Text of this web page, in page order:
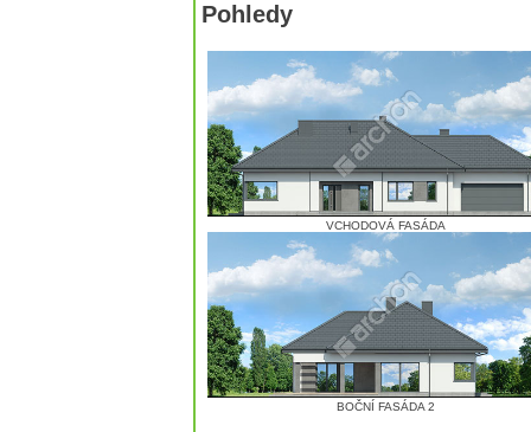
Pohledy
VCHODOVÁ FASÁDA
BOČNÍ FASÁDA 2